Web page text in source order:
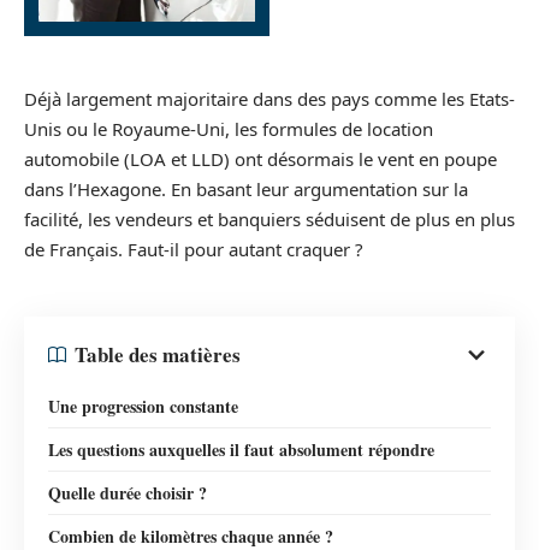
Déjà largement majoritaire dans des pays comme les Etats-
Unis ou le Royaume-Uni, les formules de location
automobile (LOA et LLD) ont désormais le vent en poupe
dans l’Hexagone. En basant leur argumentation sur la
facilité, les vendeurs et banquiers séduisent de plus en plus
de Français. Faut-il pour autant craquer ?
Table des matières
Une progression constante
Les questions auxquelles il faut absolument répondre
Quelle durée choisir ?
Combien de kilomètres chaque année ?